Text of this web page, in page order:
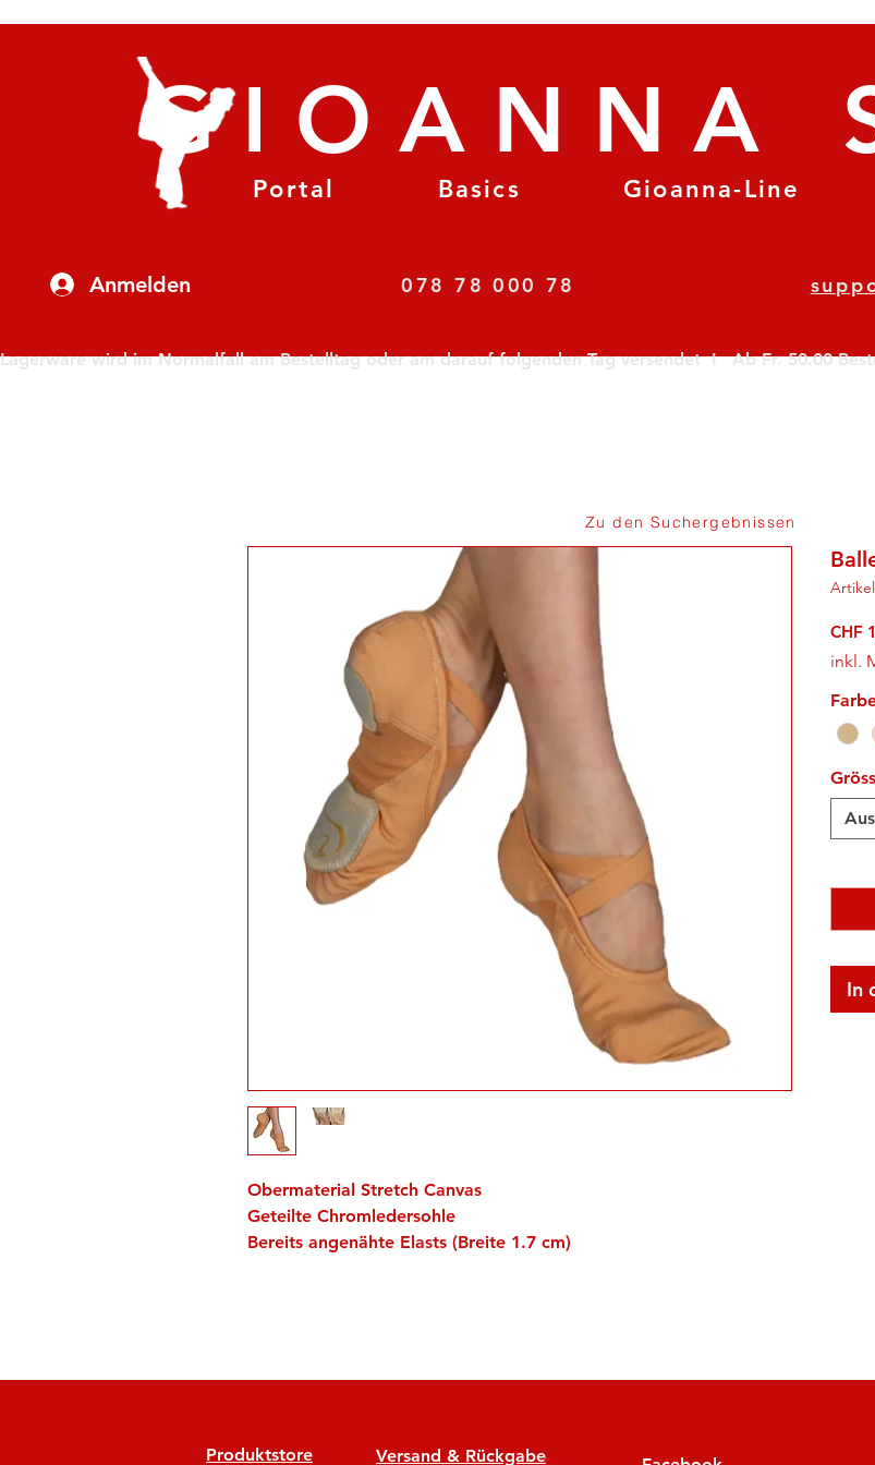
Anmelden
Portal Basics Gioanna-Line
GIOANNA
078 78 000 78
Lagerware wird im Normalfall am Bestelltag oder am darauf folgenden Tag versendet  I   Ab Fr. 50.00
Obermaterial Stretch Canvas
Geteilte Chromledersohle
Bereits angenähte Elasts (Breite 1.7 cm)
CHF
inkl.
In
Zu den Suchergebnissen
Produktstore Versand & Rückgabe